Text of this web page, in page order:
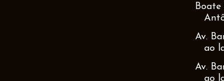
Av.
ao
Av.
ao